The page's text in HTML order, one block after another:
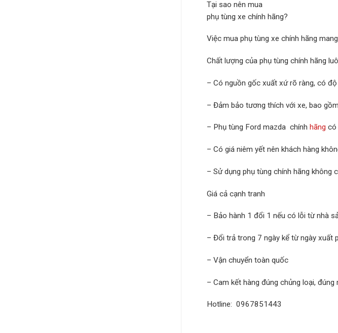
Tại sao nên mua
phụ tùng xe chính hãng?
Việc mua phụ tùng xe chính hãng
Chất lượng của phụ tùng chính hãng
– Có nguồn gốc xuất xứ rõ ràng, có
– Đảm bảo tương thích với xe, bao
– Phụ tùng Ford mazda chính hãng có
– Có giá niêm yết nên khách hàng
– Sử dụng phụ tùng chính hãng
Giá cả cạnh tranh
– Bảo hành 1 đổi 1 nếu có lỗi từ nhà
– Đổi trả trong 7 ngày kể từ ngày xuất
– Vận chuyển toàn quốc
– Cam kết hàng đúng chủng loại, đúng
Hotline: 0967851443